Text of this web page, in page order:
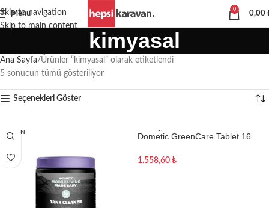
Skip to navigation
Skip to main content
Menü
0
0,00
kimyasal
Ana Sayfa Ürünler “kimyasal” olarak etiketlendi
5 sonucun tümü gösteriliyor
Seçenekleri Göster
TÜKEN
DI
TÜKEN
DI
Dometic GreenCare Tablet 16
1.558,60 ₺